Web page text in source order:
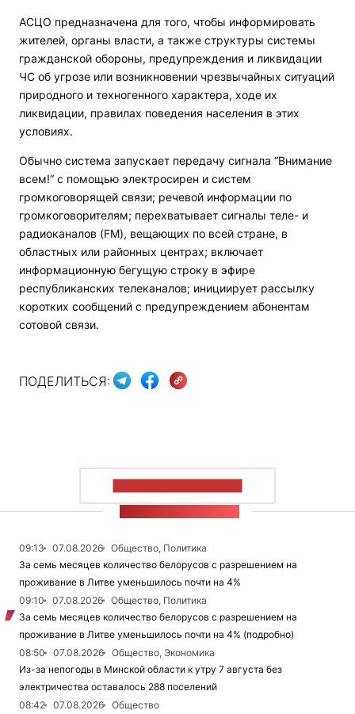
АСЦО предназначена для того, чтобы информировать
жителей, органы власти, а также структуры системы
гражданской обороны, предупреждения и ликвидации
ЧС об угрозе или возникновении чрезвычайных ситуаций
природного и техногенного характера, ходе их
ликвидации, правилах поведения населения в этих
условиях.
Обычно система запускает передачу сигнала “Внимание
всем!“ с помощью электросирен и систем
громкоговорящей связи; речевой информации по
громкоговорителям; перехватывает сигналы теле- и
радиоканалов (FM), вещающих по всей стране, в
областных или районных центрах; включает
информационную бегущую строку в эфире
республиканских телеканалов; инициирует рассылку
коротких сообщений с предупреждением абонентам
сотовой связи.
ПОДЕЛИТЬСЯ:
09:13 07.08.2026
Общество, Политика
За семь месяцев количество белорусов с разрешением на
проживание в Литве уменьшилось почти на 4%
09:10
07.08.2026
Общество, Политика
За семь месяцев количество белорусов с разрешением на
проживание в Литве уменьшилось почти на 4% (подробно)
08:50
07.08.2026
Общество, Экономика
Из-за непогоды в Минской области к утру 7 августа без
электричества оставалось 288 поселений
08:42
07.08.2026
Общество